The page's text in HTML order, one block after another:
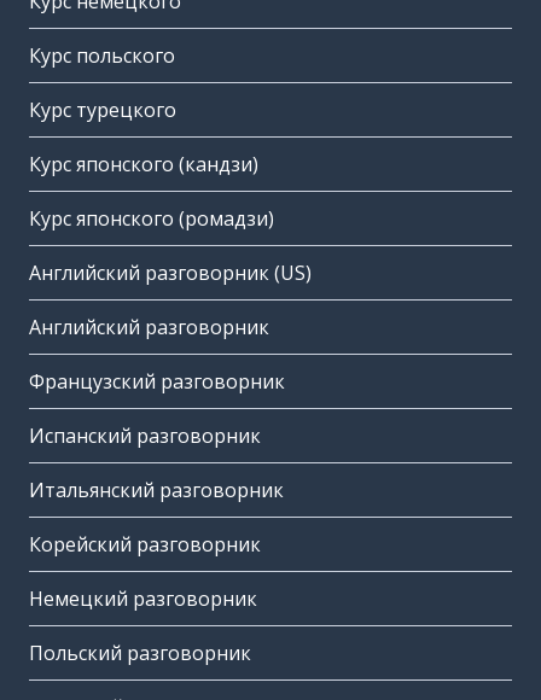
Курс польского
Курс турецкого
Курс японского (кандзи)
Курс японского (ромадзи)
Английский разговорник (US)
Английский разговорник
Французский разговорник
Испанский разговорник
Итальянский разговорник
Корейский разговорник
Немецкий разговорник
Польский разговорник